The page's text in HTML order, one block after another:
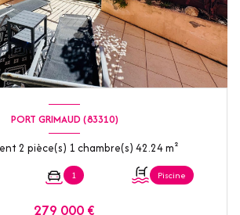
PORT GRIMAUD (83310)
Appartement 2 pièce(s) 1 chambre(s) 42.24 m²
1 Piscine
279 000 €